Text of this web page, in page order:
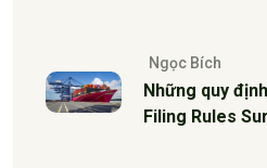
Ngọc Bích
Những quy
Filing Rules